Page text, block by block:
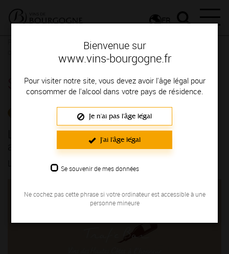
Bienvenue sur
www.vins-bourgogne.fr
Pour visiter notre site, vous devez avoir l'âge légal pour
consommer de l'alcool dans votre pays de résidence.
Je n'ai pas l'âge légal
J'ai l'âge légal
Se souvenir de mes données
Ne cochez pas cette phrase si votre ordinateur est accessible à une
personne mineure
FR
Communiqués de presse - Actualités du vignoble
octobre 2025, les Hautes-Côtes accueillent le trafic bar
Salle de presse
ACTUALITÉS DU VIGNOBLE
Le 4 octobre 2025, les Hautes-Côtes
accueillent le trafic bar
LE 17/09/2025